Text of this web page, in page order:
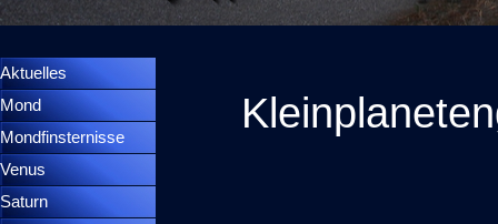
Aktuelles
Mond
Mondfinsternisse
Venus
Saturn